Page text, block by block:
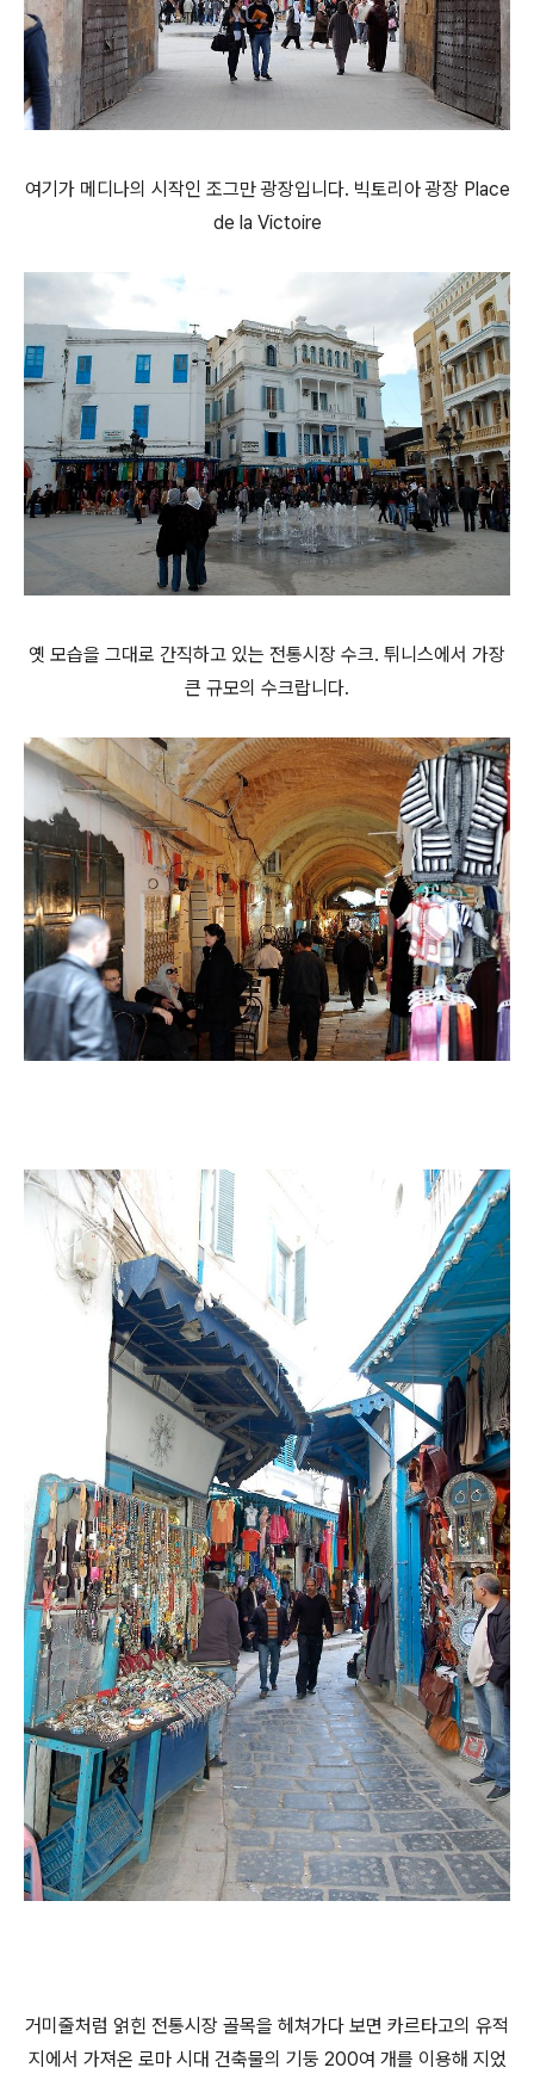
여기가 메디나의 시작인 조그만 광장입니다. 빅토리아 광장 Place
de la Victoire
옛 모습을 그대로 간직하고 있는 전통시장 수크. 튀니스에서 가장
큰 규모의 수크랍니다.
거미줄처럼 얽힌 전통시장 골목을 헤쳐가다 보면 카르타고의 유적
지에서 가져온 로마 시대 건축물의 기둥 200여 개를 이용해 지었